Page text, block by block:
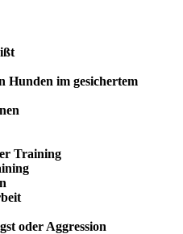
Hunden im gesichertem
Training
oder Aggression